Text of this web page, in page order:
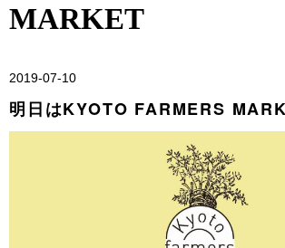
MARKET
2019-07-10
明日はKYOTO FARMERS